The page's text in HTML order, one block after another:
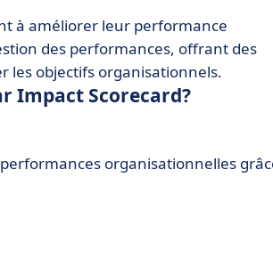
à améliorer leur performance
des performances, offrant des
les objectifs organisationnels.
Impact Scorecard?
organisationnelles